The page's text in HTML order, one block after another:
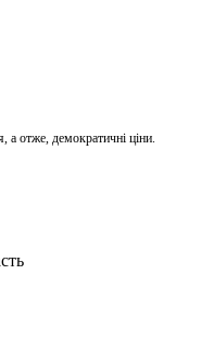
а отже, демократичні ціни.